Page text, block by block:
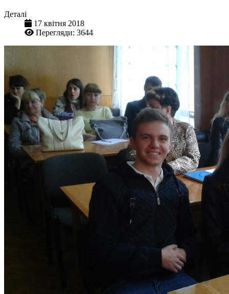
Деталі
17 квітня 2018
Перегляди: 3644